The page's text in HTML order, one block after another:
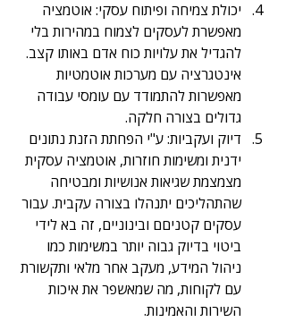
יכולת צמיחה ופיתוח עסקי: אוטמציה
מאפשרת לעסקים לצמוח במהירות בלי
להגדיל את עלויות כוח אדם באותו קצב.
אינטגרציה עם מערכות אוטמטיות
מאפשרות להתמודד עם עומסי עבודה
גדולים בצורה חלקה.
דיוק ועקביות: ע"י הפחתת הזנת נתונים
ידנית ומשימות חוזרות, אוטמציה עסקית
מצמצמת שגיאות אנושיות ומבטיחה
שהתהליכים יתנהלו בצורה עקבית. עבור
עסקים קטניםם ובינוניים, זה בא לידי
ביטוי בדיוק גבוה יותר במשימות כמו
ניהול המידע, מעקב אחר מלאי ותקשורת
עם לקוחות, מה שמאשפר את איכות
השירות והאמינות.